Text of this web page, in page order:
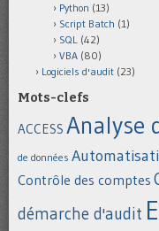
Python (13)
Script Batch (1)
SQL (42)
VBA (80)
Logiciels d'audit (23)
Mots-clefs
ACCESS Analyse
de données
Contrôle des comptes
démarche d'audit